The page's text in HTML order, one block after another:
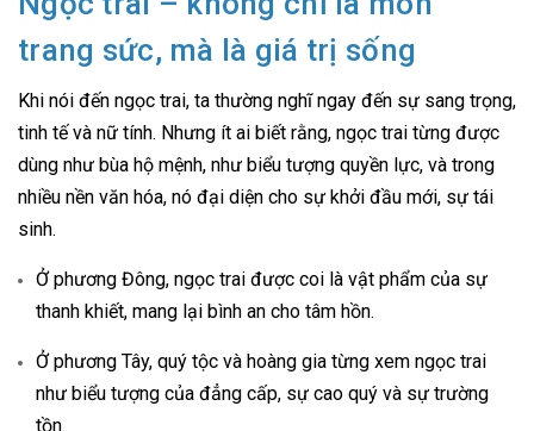
trang sức, mà là giá trị sống
Khi nói đến ngọc trai, ta thường nghĩ ngay đến sự sang trọng,
tinh tế và nữ tính. Nhưng ít ai biết rằng, ngọc trai từng được
dùng như bùa hộ mệnh, như biểu tượng quyền lực, và trong
nhiều nền văn hóa, nó đại diện cho sự khởi đầu mới, sự tái
sinh.
Ở phương Đông, ngọc trai được coi là vật phẩm của sự
thanh khiết, mang lại bình an cho tâm hồn.
Ở phương Tây, quý tộc và hoàng gia từng xem ngọc trai
như biểu tượng của đẳng cấp, sự cao quý và sự trường
tồn.